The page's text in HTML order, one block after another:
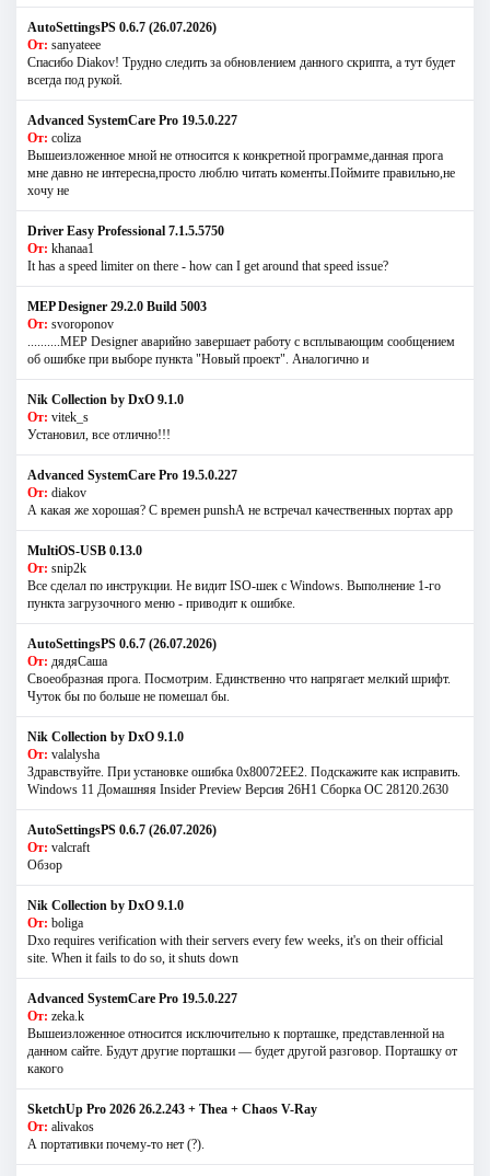
AutoSettingsPS 0.6.7 (26.07.2026)
От: sanyateee
Спасибо Diakov! Трудно следить за обновлением данного скрипта, а тут будет
всегда под рукой.
Advanced SystemCare Pro 19.5.0.227
От: coliza
Вышеизложенное мной не относится к конкретной программе,данная прога
мне давно не интересна,просто люблю читать коменты.Поймите правильно,не
хочу не
Driver Easy Professional 7.1.5.5750
От: khanaa1
It has a speed limiter on there - how can I get around that speed issue?
MEP Designer 29.2.0 Build 5003
От: svoroponov
..........MEP Designer аварийно завершает работу с всплывающим сообщением
об ошибке при выборе пункта "Новый проект". Аналогично и
Nik Collection by DxO 9.1.0
От: vitek_s
Установил, все отлично!!!
Advanced SystemCare Pro 19.5.0.227
От: diakov
А какая же хорошая? С времен punshА не встречал качественных портах app
MultiOS-USB 0.13.0
От: snip2k
Все сделал по инструкции. Не видит ISO-шек с Windows. Выполнение 1-го
пункта загрузочного меню - приводит к ошибке.
AutoSettingsPS 0.6.7 (26.07.2026)
От: дядяСаша
Своеобразная прога. Посмотрим. Единственно что напрягает мелкий шрифт.
Чуток бы по больше не помешал бы.
Nik Collection by DxO 9.1.0
От: valalysha
Здравствуйте. При установке ошибка 0х80072EE2. Подскажите как исправить.
Windows 11 Домашняя Insider Preview Версия 26H1 Сборка ОС 28120.2630
AutoSettingsPS 0.6.7 (26.07.2026)
От: valcraft
Обзор
Nik Collection by DxO 9.1.0
От: boliga
Dxo requires verification with their servers every few weeks, it's on their official
site. When it fails to do so, it shuts down
Advanced SystemCare Pro 19.5.0.227
От: zeka.k
Вышеизложенное относится исключительно к порташке, представленной на
данном сайте. Будут другие порташки — будет другой разговор. Порташку от
какого
SketchUp Pro 2026 26.2.243 + Thea + Chaos V-Ray
От: alivakos
А портативки почему-то нет (?).